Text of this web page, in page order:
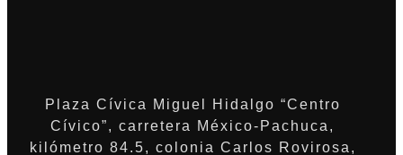
Plaza Cívica Miguel Hidalgo “Centro
Cívico”, carretera México-Pachuca,
kilómetro 84.5, colonia Carlos Rovirosa,